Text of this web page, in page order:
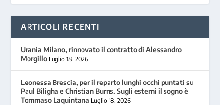
ARTICOLI RECENTI
Urania Milano, rinnovato il contratto di Alessandro
Morgillo Luglio 18, 2026
Leonessa Brescia, per il reparto lunghi occhi puntati su
Paul Biligha e Christian Burns. Sugli esterni il sogno è
Tommaso Laquintana Luglio 18, 2026